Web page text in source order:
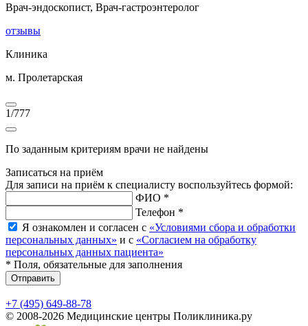
Врач-эндоскопист, Врач-гастроэнтеролог
отзывы
Клиника
м. Пролетарская
1/777
По заданным критериям врачи не найдены
Записаться на приём
Для записи на приём к специалисту воспользуйтесь формой:
ФИО *
Телефон *
Я ознакомлен и согласен с «Условиями сбора и обработки
персональных данных» и с «Согласием на обработку
персональных данных пациента»
* Поля, обязательные для заполнения
Отправить
+7 (495) 649-88-78
© 2008-2026 Медицинские центры Поликлиника.ру